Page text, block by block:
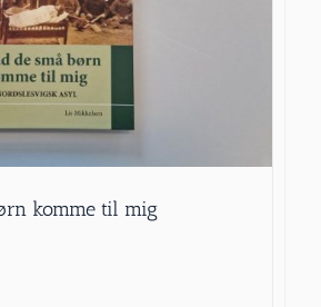
komme til mig